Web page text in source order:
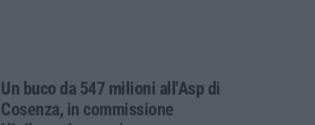
Un buco da 547 milioni all'Asp di
Cosenza, in commissione